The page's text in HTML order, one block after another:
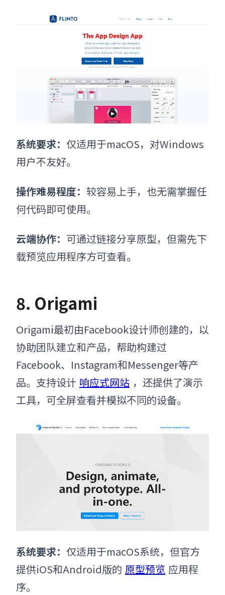
系统要求： 仅适用于macOS，对Windows
用户不友好。
操作难易程度： 较容易上手，也无需掌握任
何代码即可使用。
云端协作： 可通过链接分享原型，但需先下
载预览应用程序方可查看。
8. Origami
Origami最初由Facebook设计师创建的，以
协助团队建立和产品，帮助构建过
Facebook、Instagram和Messenger等产
品。支持设计 响应式网站 ，还提供了演示
工具，可全屏查看并模拟不同的设备。
系统要求： 仅适用于macOS系统，但官方
提供iOS和Android版的 原型预览 应用程
序。